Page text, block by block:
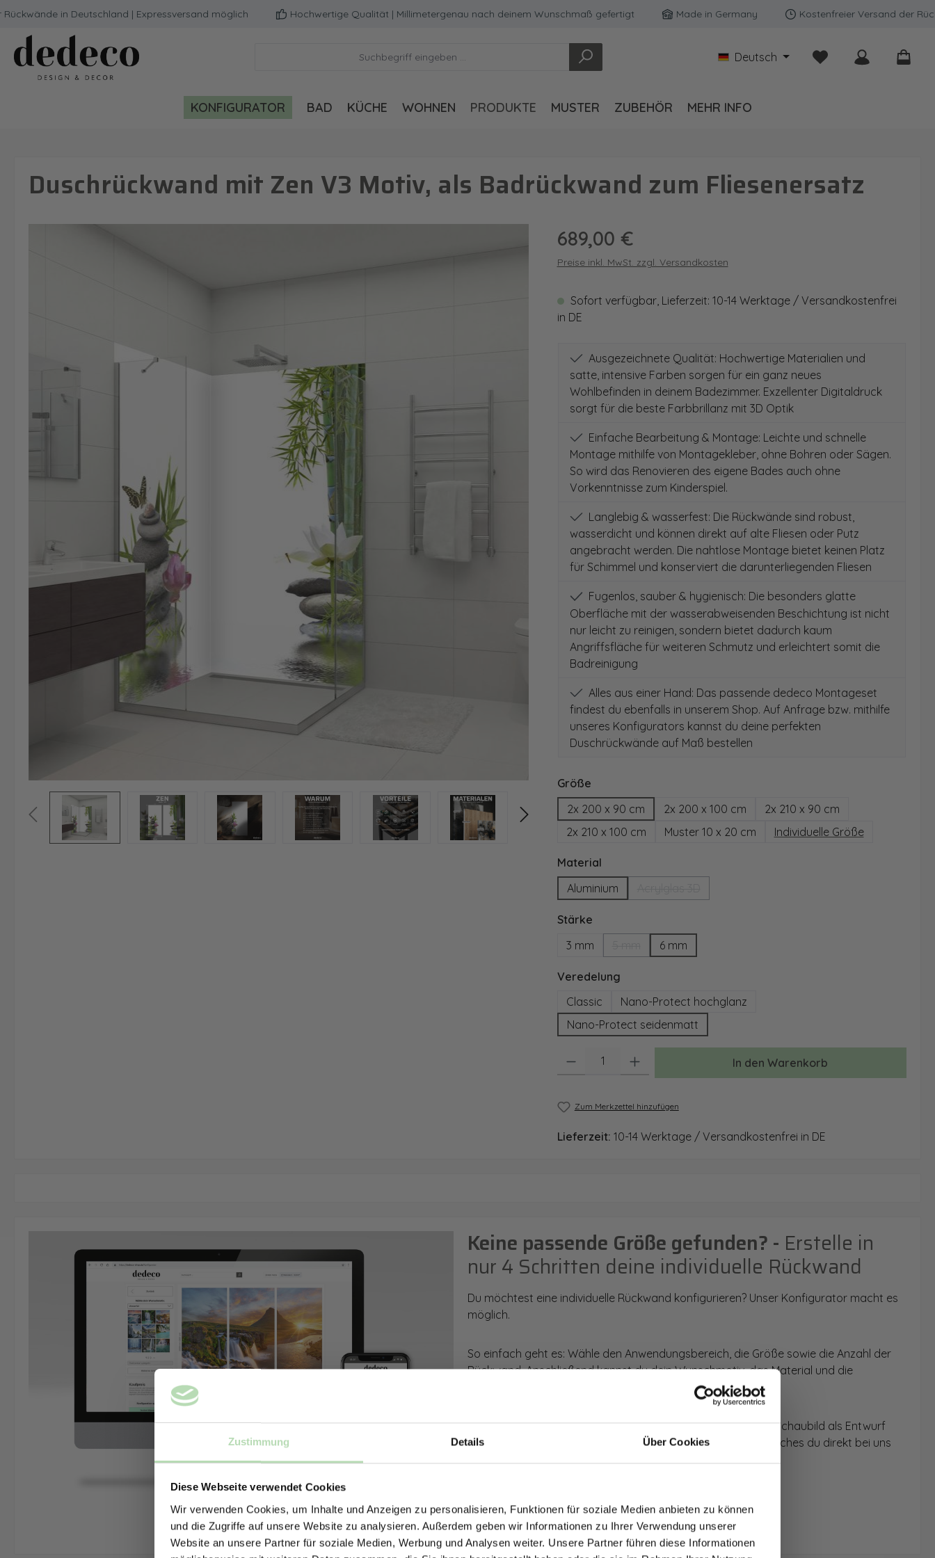
Zustimmung Details Über Cookies
Diese Webseite verwendet Cookies
Wir verwenden Cookies, um Inhalte und Anzeigen zu personalisieren, Funktionen für soziale Medien anbieten zu können
und die Zugriffe auf unsere Website zu analysieren. Außerdem geben wir Informationen zu Ihrer Verwendung unserer
Website an unsere Partner für soziale Medien, Werbung und Analysen weiter. Unsere Partner führen diese Informationen
Hauptinhalt springen
Zur Suche springen
Zur Hauptnavigation springen
in Deutschland | Expressversand möglich Hochwertige Qualität | Millimetergenau nach deinem Wunschmaß gefertigt Made in Germany Kostenfreier Versand der
Deutsch Du hast 0 Produkte
KONFIGURATOR BAD KÜCHE WOHNEN PRODUKTE MUSTER ZUBEHÖR MEHR INFO
Duschrückwand mit Zen V3 Motiv, als Badrückwand zum Fliesenersatz
Regulärer Preis:
689,00 €
Preise inkl. MwSt. zzgl. Versandkosten
Sofort verfügbar, Lieferzeit: 10-14 Werktage / Versandkostenfrei
in DE
Ausgezeichnete Qualität: Hochwertige Materialien und
satte, intensive Farben sorgen für ein ganz neues
Wohlbefinden in deinem Badezimmer. Exzellenter Digitaldruck
sorgt für die beste Farbbrillanz mit 3D Optik
Einfache Bearbeitung & Montage: Leichte und schnelle
Montage mithilfe von Montagekleber, ohne Bohren oder Sägen.
So wird das Renovieren des eigene Bades auch ohne
Vorkenntnisse zum Kinderspiel.
Langlebig & wasserfest: Die Rückwände sind robust,
wasserdicht und können direkt auf alte Fliesen oder Putz
angebracht werden. Die nahtlose Montage bietet keinen Platz
für Schimmel und konserviert die darunterliegenden Fliesen
Fugenlos, sauber & hygienisch: Die besonders glatte
Oberfläche mit der wasserabweisenden Beschichtung ist nicht
nur leicht zu reinigen, sondern bietet dadurch kaum
Angriffsfläche für weiteren Schmutz und erleichtert somit die
Badreinigung
Alles aus einer Hand: Das passende dedeco Montageset
findest du ebenfalls in unserem Shop. Auf Anfrage bzw. mithilfe
unseres Konfigurators kannst du deine perfekten
Duschrückwände auf Maß bestellen
Größeauswählen
2x 200 x 90 cm
2x 200 x 100 cm
2x 210 x 90 cm
2x 210 x 100 cm
Muster 10 x 20 cm Individuelle Größe
Materialauswählen
Aluminium
Stärkeauswählen
3 mm
(Diese Option ist zurzeit nicht verfügbar.)
6 mm
Veredelungauswählen
Classic
Nano-Protect hochglanz
Nano-Protect seidenmatt
Produkt Anzahl: Gib den gewünschten Wert ein oder benutze die Schaltflächen
In den Warenkorb
Zum Merkzettel hinzufügen
Lieferzeit: 10-14 Werktage / Versandkostenfrei in DE
Keine passende Größe gefunden? - Erstelle in
nur 4 Schritten deine individuelle Rückwand
Du möchtest eine individuelle Rückwand konfigurieren? Unser Konfigurator macht es
möglich.
So einfach geht es: Wähle den Anwendungsbereich, die Größe sowie die Anzahl der
Rückwand. Anschließend kannst du dein Wunschmotiv, das Material und die
Mithilfe unseres Konfigurators werden dir die Rückwände im Schaubild als Entwurf
dargestellt. Parallel erhältst du dein individuelles Angebot, welches du direkt bei uns
bestellen kannst.
Zum Konfigurator
Jetzt zum Newsletter anmelden.